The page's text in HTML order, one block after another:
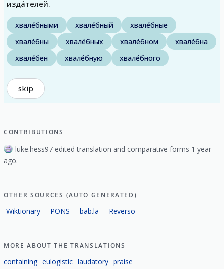
изда́телей.
хвале́бными хвале́бный
хвале́бные
хвале́бны
хвале́бных хвале́бном
хвале́бна
хвале́бен
хвале́бную хвале́бного
skip
CONTRIBUTIONS
luke.hess97 edited translation and comparative forms 1 year
ago.
OTHER SOURCES (AUTO GENERATED)
Wiktionary PONS bab.la Reverso
MORE ABOUT THE TRANSLATIONS
containing eulogistic laudatory praise